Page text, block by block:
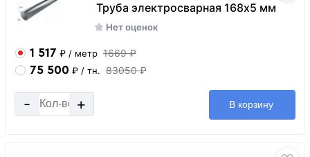
Труба электросварная 168х5 мм
Нет оценок
1 517 ₽ / метр 1669 ₽
75 500 ₽ / тн. 83050 ₽
- + В корзину